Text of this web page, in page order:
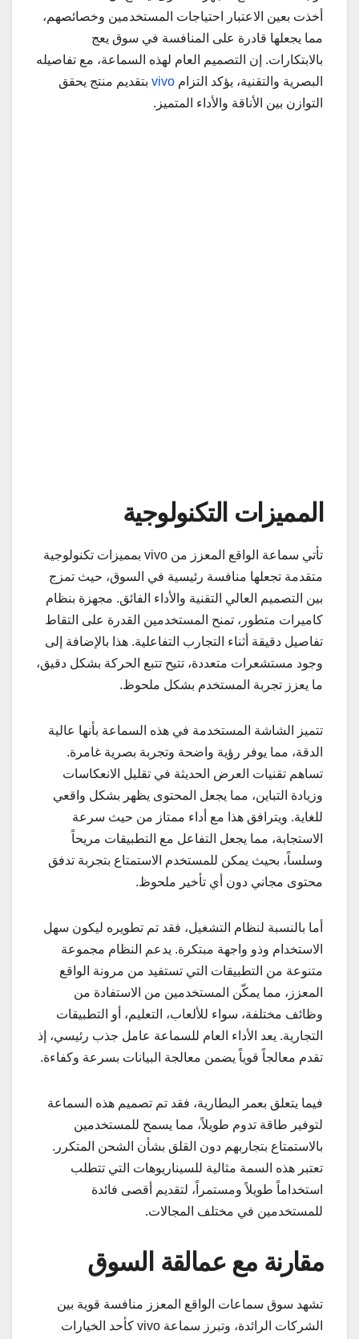
أخذت بعين الاعتبار احتياجات المستخدمين وخصائصهم،
مما يجعلها قادرة على المنافسة في سوق يعج
بالابتكارات. إن التصميم العام لهذه السماعة، مع تفاصيله
البصرية والتقنية، يؤكد التزام vivo بتقديم منتج يحقق
التوازن بين الأناقة والأداء المتميز.
المميزات التكنولوجية
تأتي سماعة الواقع المعزز من vivo بمميزات تكنولوجية
متقدمة تجعلها منافسة رئيسية في السوق، حيث تمزج
بين التصميم العالي التقنية والأداء الفائق. مجهزة بنظام
كاميرات متطور، تمنح المستخدمين القدرة على التقاط
تفاصيل دقيقة أثناء التجارب التفاعلية. هذا بالإضافة إلى
وجود مستشعرات متعددة، تتيح تتبع الحركة بشكل دقيق،
ما يعزز تجربة المستخدم بشكل ملحوظ.
تتميز الشاشة المستخدمة في هذه السماعة بأنها عالية
الدقة، مما يوفر رؤية واضحة وتجربة بصرية غامرة.
تساهم تقنيات العرض الحديثة في تقليل الانعكاسات
وزيادة التباين، مما يجعل المحتوى يظهر بشكل واقعي
للغاية. ويترافق هذا مع أداء ممتاز من حيث سرعة
الاستجابة، مما يجعل التفاعل مع التطبيقات مريحاً
وسلساً، بحيث يمكن للمستخدم الاستمتاع بتجربة تدفق
محتوى مجاني دون أي تأخير ملحوظ.
أما بالنسبة لنظام التشغيل، فقد تم تطويره ليكون سهل
الاستخدام وذو واجهة مبتكرة. يدعم النظام مجموعة
متنوعة من التطبيقات التي تستفيد من مرونة الواقع
المعزز، مما يمكّن المستخدمين من الاستفادة من
وظائف مختلفة، سواء للألعاب، التعليم، أو التطبيقات
التجارية. يعد الأداء العام للسماعة عامل جذب رئيسي، إذ
تقدم معالجاً قوياً يضمن معالجة البيانات بسرعة وكفاءة.
فيما يتعلق بعمر البطارية، فقد تم تصميم هذه السماعة
لتوفير طاقة تدوم طويلاً، مما يسمح للمستخدمين
بالاستمتاع بتجاربهم دون القلق بشأن الشحن المتكرر.
تعتبر هذه السمة مثالية للسيناريوهات التي تتطلب
استخداماً طويلاً ومستمراً، لتقديم أقصى فائدة
للمستخدمين في مختلف المجالات.
مقارنة مع عمالقة السوق
تشهد سوق سماعات الواقع المعزز منافسة قوية بين
الشركات الرائدة، وتبرز سماعة vivo كأحد الخيارات